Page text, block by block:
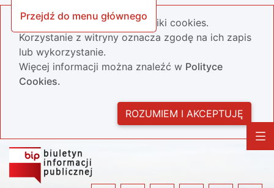
Przejdź do menu głównego
Nasza strona wykorzystuje pliki cookies.
Korzystanie z witryny oznacza zgodę na ich zapis
lub wykorzystanie.
Więcej informacji można znaleźć w Polityce
Cookies.
ROZUMIEM I AKCEPTUJĘ